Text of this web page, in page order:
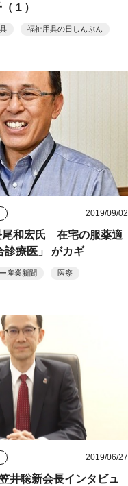
１）
福祉用具の日しんぶん
2019/09/02
尾和宏氏 在宅の服薬適
診療医」 がカギ
産業新聞 医療
2019/06/27
井聡新会長インタビュ